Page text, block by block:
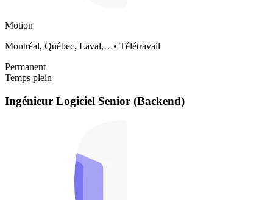
Motion
Montréal, Québec, Laval,…• Télétravail
Permanent
Temps plein
Ingénieur Logiciel Senior (Backend)